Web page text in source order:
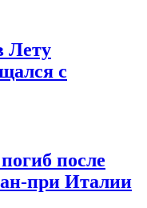
Лету
с
после
при Италии